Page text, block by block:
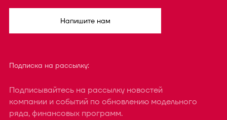
Напишите нам
Подписка на рассылку:
Подписывайтесь на рассылку новостей
компании и событий по обновлению модельного
ряда, финансовых программ.